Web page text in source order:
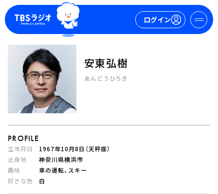
ログイン
マイページ
ログイン
今日の番組表
週間番組表
安東弘樹
あんどうひろき
PROFILE
生年月日
1967年10月8日（天秤座）
出身地
神奈川県横浜市
趣味
車の運転、スキー
好きな色
白